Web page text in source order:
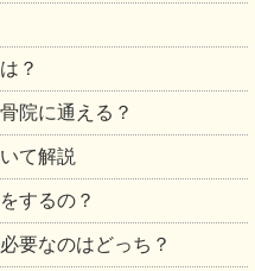
？
院に通える？
て解説
するの？
要なのはどっち？